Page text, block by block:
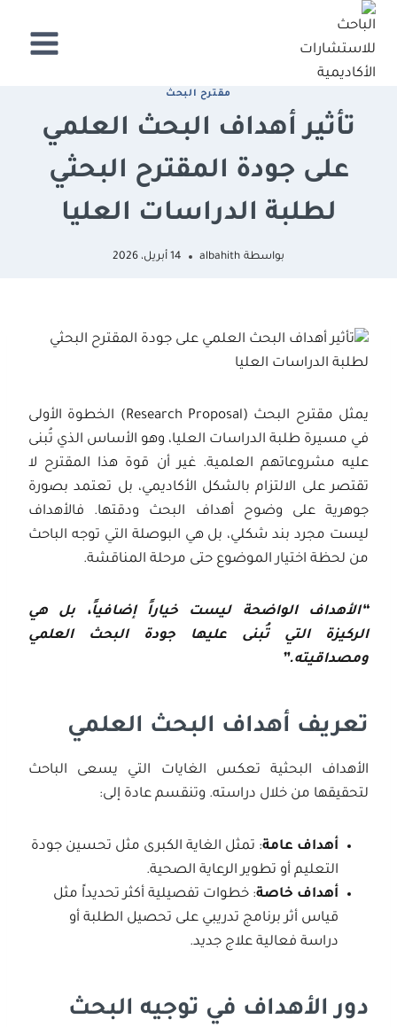
التجاوز
ﻣﻘﺘﺮح اﻟﺒﺤﺚ
تأثير أهداف البحث العلمي
على جودة المقترح البحثي
لطلبة الدراسات العليا
بواسطة albahith 14 أبريل، 2026
يمثل مقترح البحث (Research Proposal) الخطوة الأولى
في مسيرة طلبة الدراسات العليا، وهو الأساس الذي تُبنى
عليه مشروعاتهم العلمية. غير أن قوة هذا المقترح لا
تقتصر على الالتزام بالشكل الأكاديمي، بل تعتمد بصورة
جوهرية على وضوح أهداف البحث ودقتها. فالأهداف
ليست مجرد بند شكلي، بل هي البوصلة التي توجه الباحث
من لحظة اختيار الموضوع حتى مرحلة المناقشة.
“الأهداف الواضحة ليست خياراً إضافياً، بل هي
الركيزة التي تُبنى عليها جودة البحث العلمي
ومصداقيته.”
تعريف أهداف البحث العلمي
الأهداف البحثية تعكس الغايات التي يسعى الباحث
لتحقيقها من خلال دراسته. وتنقسم عادة إلى:
أهداف عامة: تمثل الغاية الكبرى مثل تحسين جودة
التعليم أو تطوير الرعاية الصحية.
أهداف خاصة: خطوات تفصيلية أكثر تحديداً مثل
قياس أثر برنامج تدريبي على تحصيل الطلبة أو
دراسة فعالية علاج جديد.
دور الأهداف في توجيه البحث